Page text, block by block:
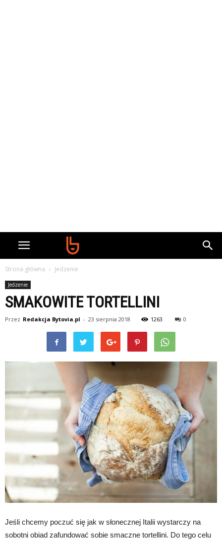
Strona główna Jedzenie
Jedzenie
SMAKOWITE TORTELLINI
Przez Redakcja Bytovia.pl - 23 sierpnia 2018 1263 0
Jeśli chcemy poczuć się jak w słonecznej Italii wystarczy na
sobotni obiad zafundować sobie smaczne tortellini. Do tego celu